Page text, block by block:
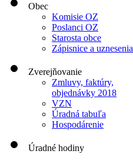
Obec
Komisie OZ
Poslanci OZ
Starosta obce
Zápisnice a uznesenia
Zverejňovanie
Zmluvy, faktúry,
objednávky 2018
VZN
Úradná tabuľa
Hospodárenie
Úradné hodiny